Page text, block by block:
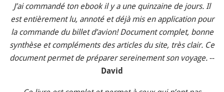
J’ai commandé ton ebook il y a une quinzaine de jours. Il
est entièrement lu, annoté et déjà mis en application pour
la commande du billet d’avion! Document complet, bonne
synthèse et compléments des articles du site, très clair. Ce
document permet de préparer sereinement son voyage.--
David